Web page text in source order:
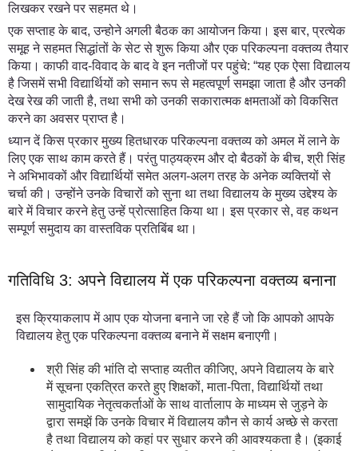
लिखकर रखने पर सहमत थे।
एक सप्ताह के बाद, उन्होने अगली बैठक का आयोजन किया। इस बार, प्रत्येक
समूह ने सहमत सिद्धांतों के सेट से शुरू किया और एक परिकल्पना वक्तव्य तैयार
किया। काफी वाद-विवाद के बाद वे इन नतीजों पर पहुंचे: “यह एक ऐसा विद्यालय
है जिसमें सभी विद्यार्थियों को समान रूप से महत्वपूर्ण समझा जाता है और उनकी
देख रेख की जाती है, तथा सभी को उनकी सकारात्मक क्षमताओं को विकसित
करने का अवसर प्राप्त है।
ध्यान दें किस प्रकार मुख्य हितधारक परिकल्पना वक्तव्य को अमल में लाने के
लिए एक साथ काम करते हैं। परंतु पाठ्यक्रम और दो बैठकों के बीच, श्री सिंह
ने अभिभावकों और विद्यार्थियों समेत अलग-अलग तरह के अनेक व्यक्तियों से
चर्चा की। उन्होंने उनके विचारों को सुना था तथा विद्यालय के मुख्य उद्देश्य के
बारे में विचार करने हेतु उन्हें प्रोत्साहित किया था। इस प्रकार से, वह कथन
सम्पूर्ण समुदाय का वास्तविक प्रतिबिंब था।
गतिविधि 3: अपने विद्यालय में एक परिकल्पना वक्तव्य बनाना
इस क्रियाकलाप में आप एक योजना बनाने जा रहे हैं जो कि आपको आपके
विद्यालय हेतु एक परिकल्पना वक्तव्य बनाने में सक्षम बनाएगी।
श्री सिंह की भांति दो सप्ताह व्यतीत कीजिए, अपने विद्यालय के बारे
में सूचना एकत्रित करते हुए शिक्षकों, माता-पिता, विद्यार्थियों तथा
सामुदायिक नेतृत्वकर्ताओं के साथ वार्तालाप के माध्यम से जुड़ने के
द्वारा समझें कि उनके विचार में विद्यालय कौन से कार्य अच्छे से करता
है तथा विद्यालय को कहां पर सुधार करने की आवश्यकता है। (इकाई